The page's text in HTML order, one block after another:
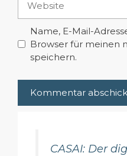
Name, E-Mail-
Browser für meinen
speichern.
CASAI: Der